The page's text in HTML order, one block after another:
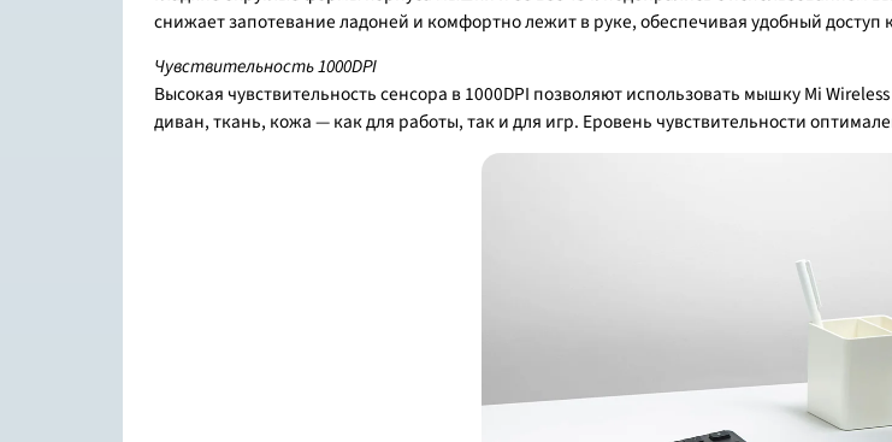
снижает запотевание ладоней и комфортно лежит в руке, обеспечивая удобный
Чувствительность 1000DPI
Высокая чувствительность сенсора в 1000DPI позволяют использовать мышку Mi
диван, ткань, кожа — как для работы, так и для игр. Eровень чувствительности